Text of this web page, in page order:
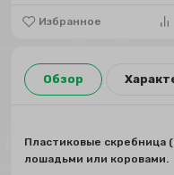
Избранное
Обзор
Пластиковые скребница
лошадьми или коровами.